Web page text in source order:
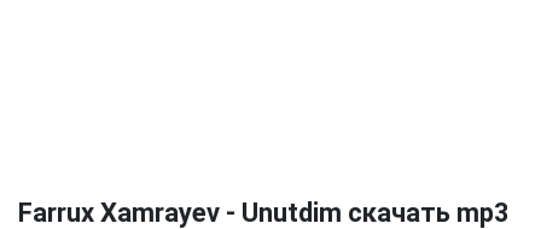
Farrux Xamrayev - Unutdim скачать mp3